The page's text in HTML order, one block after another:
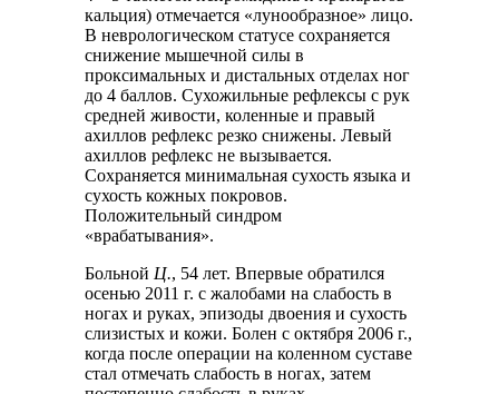
кальция) отмечается «лунообразное» лицо.
В неврологическом статусе сохраняется
снижение мышечной силы в
проксимальных и дистальных отделах ног
до 4 баллов. Сухожильные рефлексы с рук
средней живости, коленные и правый
ахиллов рефлекс резко снижены. Левый
ахиллов рефлекс не вызывается.
Сохраняется минимальная сухость языка и
сухость кожных покровов.
Положительный синдром
«врабатывания».
Больной Ц., 54 лет. Впервые обратился
осенью 2011 г. с жалобами на слабость в
ногах и руках, эпизоды двоения и сухость
слизистых и кожи. Болен с октября 2006 г.,
когда после операции на коленном суставе
стал отмечать слабость в ногах, затем